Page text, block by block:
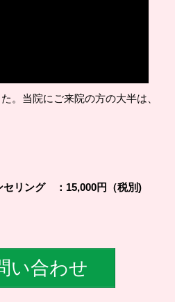
。当院にご来院の方の大半は、
セリング ：15,000円（税別)
い合わせ